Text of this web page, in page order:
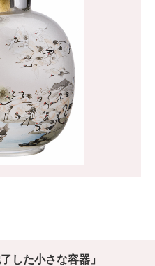
した小さな容器」